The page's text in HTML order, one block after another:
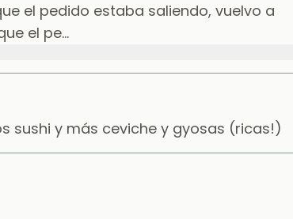
el pedido estaba saliendo, vuelvo a
el pe...
sushi y más ceviche y gyosas (ricas!)